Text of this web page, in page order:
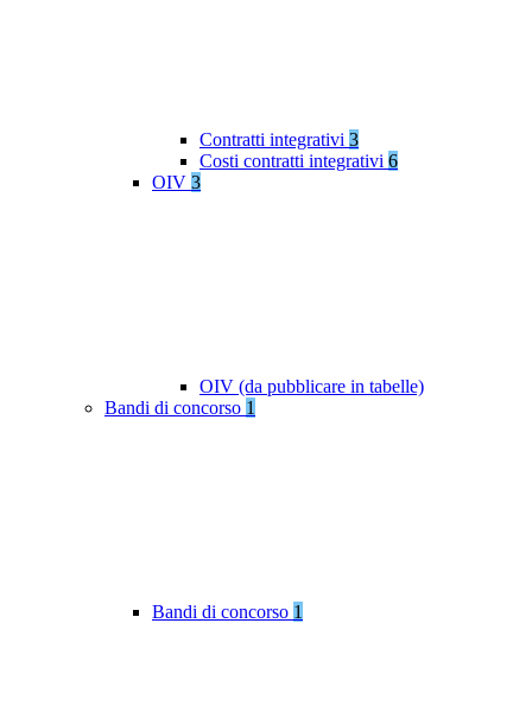
Contratti integrativi 3
Costi contratti integrativi 6
OIV 3
OIV (da pubblicare in tabelle)
Bandi di concorso 1
Bandi di concorso 1